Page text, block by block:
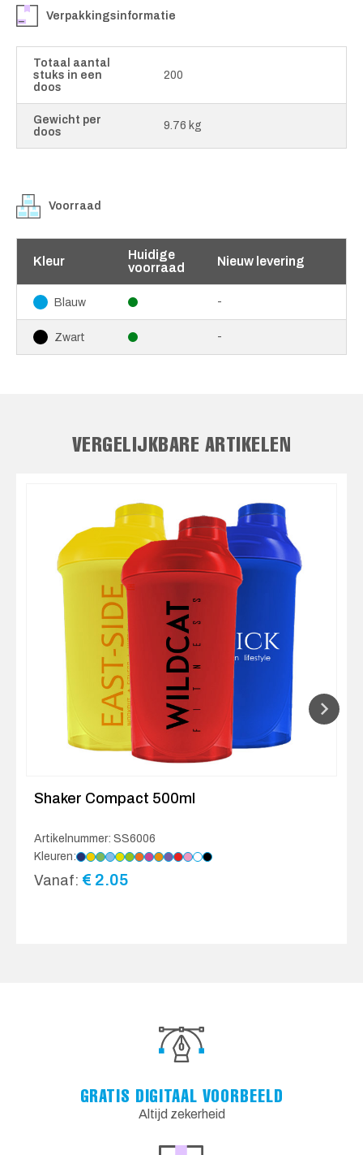
Verpakkingsinformatie
Totaal aantal
stuks in een
doos
200
Gewicht per
doos
9.76 kg
Voorraad
Kleur
Huidige
voorraad
Nieuw levering
Blauw -
Zwart -
VERGELIJKBARE ARTIKELEN
Shaker Compact 500ml
Artikelnummer: SS6006
Kleuren:
Vanaf: € 2.05
GRATIS DIGITAAL VOORBEELD
Altijd zekerheid